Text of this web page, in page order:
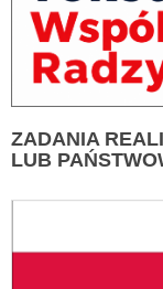
ZADANIA
LUB